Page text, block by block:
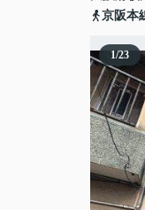
京阪本
1/23